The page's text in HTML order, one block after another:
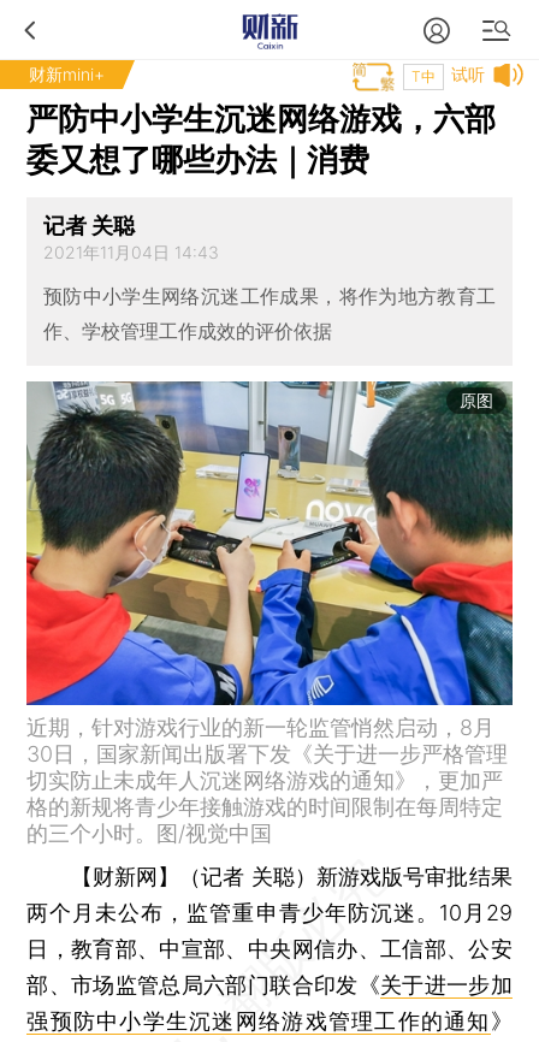
财新mini+ 试听
T中
严防中小学生沉迷网络游戏，六部
委又想了哪些办法｜消费
记者 关聪
2021年11月04日 14:43
预防中小学生网络沉迷工作成果，将作为地方教育工
作、学校管理工作成效的评价依据
原图
近期，针对游戏行业的新一轮监管悄然启动，8月
30日，国家新闻出版署下发《关于进一步严格管理
切实防止未成年人沉迷网络游戏的通知》，更加严
格的新规将青少年接触游戏的时间限制在每周特定
的三个小时。图/视觉中国
【财新网】（记者 关聪） 新游戏版号审批结果
两个月未公布，监管重申青少年防沉迷。10月29
日，教育部、中宣部、中央网信办、工信部、公安
部、市场监管总局六部门联合印发《关于进一步加
强预防中小学生沉迷网络游戏管理工作的通知》